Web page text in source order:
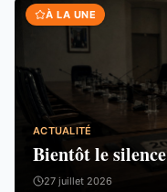
À LA UNE
ACTUALITÉ
Bientôt le silence
27 juillet 2026